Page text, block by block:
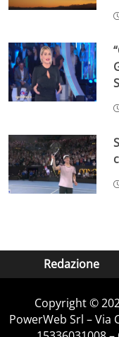
Redazione
Copyright ©
PowerWeb Srl – Via